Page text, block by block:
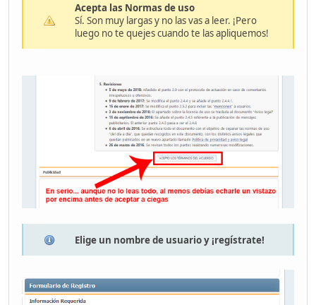
Acepta las Normas de uso
Sí. Son muy largas y no las vas a leer. ¡Pero
luego no te quejes cuando te las apliquemos!
Elige un nombre de usuario y ¡regístrate!